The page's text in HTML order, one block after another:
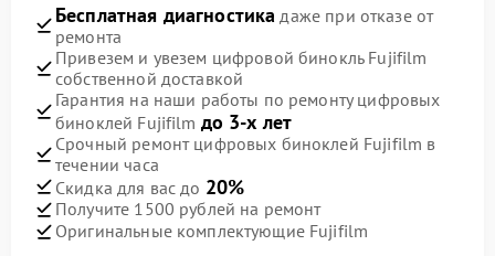
Бесплатная диагностика даже при отказе от
ремонта
Привезем и увезем цифровой бинокль Fujifilm
собственной доставкой
Гарантия на наши работы по ремонту цифровых
биноклей Fujifilm до 3-х лет
Срочный ремонт цифровых биноклей Fujifilm в
течении часа
Скидка для вас до 20%
Получите 1500 рублей на ремонт
Оригинальные комплектующие Fujifilm